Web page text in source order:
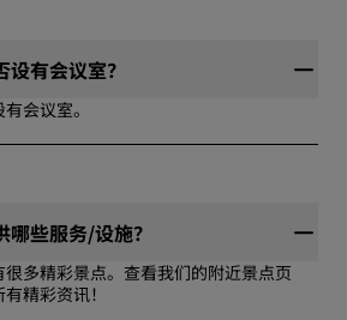
障碍通行, 酒吧, 自助早餐, 行李寄存, 健身
冰箱, 无烟, 客房送餐服务, 水疗中心, 蒸
闲娱乐 - 中心舞台, 政府政务出行。
有会议室？
会议室。
些服务/设施？
多精彩景点。查看我们的附近景点页
精彩资讯！